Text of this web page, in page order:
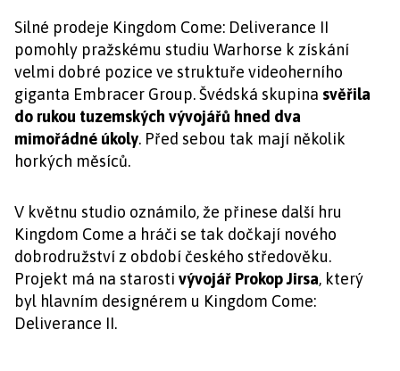
Silné prodeje Kingdom Come: Deliverance II
pomohly pražskému studiu Warhorse k získání
velmi dobré pozice ve struktuře videoherního
giganta Embracer Group. Švédská skupina svěřila
do rukou tuzemských vývojářů hned dva
mimořádné úkoly. Před sebou tak mají několik
horkých měsíců.
V květnu studio oznámilo, že přinese další hru
Kingdom Come a hráči se tak dočkají nového
dobrodružství z období českého středověku.
Projekt má na starosti vývojář Prokop Jirsa, který
byl hlavním designérem u Kingdom Come:
Deliverance II.